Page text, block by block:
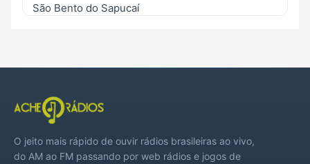
São Bento do Sapucaí
O jeito mais rápido de ouvir rádios brasileiras ao vivo,
do AM ao FM passando por web rádios e jogos de